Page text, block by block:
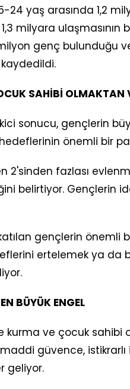
yaş arasında 1,2
1,3 milyara
milyon genç
SAHİBİ OLMAKTAN
sonucu, gençlerin
önemli bir
2'sinden fazlası
belirtiyor. Gençlerin
gençlerin önemli
ertelemek ya da
BÜYÜK ENGEL
ve çocuk sahibi
güvence, istikrarlı
geliyor.